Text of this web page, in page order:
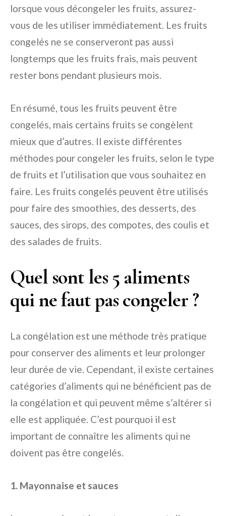
lorsque vous décongeler les fruits, assurez-
vous de les utiliser immédiatement. Les fruits
congelés ne se conserveront pas aussi
longtemps que les fruits frais, mais peuvent
rester bons pendant plusieurs mois.
En résumé, tous les fruits peuvent être
congelés, mais certains fruits se congèlent
mieux que d’autres. Il existe différentes
méthodes pour congeler les fruits, selon le type
de fruits et l’utilisation que vous souhaitez en
faire. Les fruits congelés peuvent être utilisés
pour faire des smoothies, des desserts, des
sauces, des sirops, des compotes, des coulis et
des salades de fruits.
Quel sont les 5 aliments
qui ne faut pas congeler ?
La congélation est une méthode très pratique
pour conserver des aliments et leur prolonger
leur durée de vie. Cependant, il existe certaines
catégories d’aliments qui ne bénéficient pas de
la congélation et qui peuvent même s’altérer si
elle est appliquée. C’est pourquoi il est
important de connaître les aliments qui ne
doivent pas être congelés.
1. Mayonnaise et sauces